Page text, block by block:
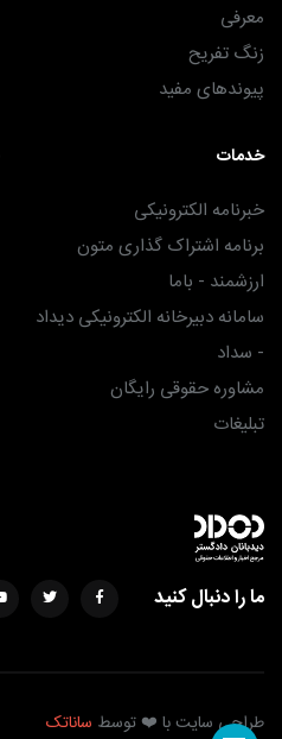
معرفی
زنگ تفریح
پیوندهای مفید
خدمات
خبرنامه الکترونیکی
برنامه اشتراک گذاری متون
ارزشمند - باما
سامانه دبیرخانه الکترونیکی دیداد
- سداد
مشاوره حقوقی رایگان
تبلیغات
ما را دنبال کنید
طراحی سایت با ❤️ توسط ساناتک